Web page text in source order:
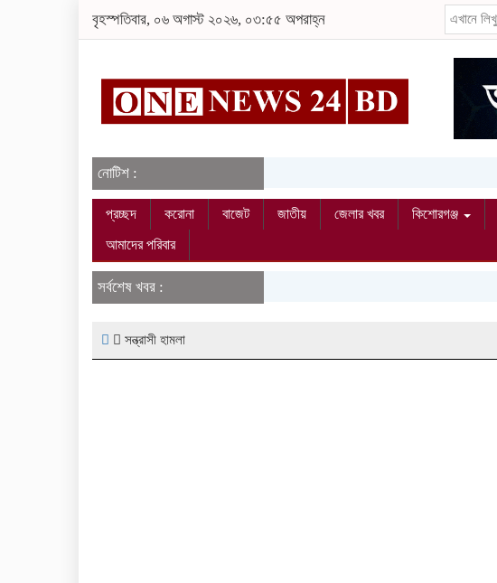
বৃহস্পতিবার, ০৬ অগাস্ট ২০২৬, ০৩:৫৫ অপরাহ্ন
নোটিশ :
প্রচ্ছদ করোনা বাজেট জাতীয় জেলার খবর কিশোরগঞ্জ
আমাদের পরিবার
সর্বশেষ খবর :
সন্ত্রাসী হামলা